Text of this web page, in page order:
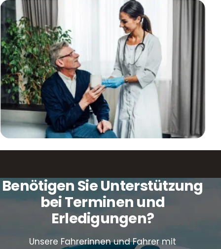
Benötigen Sie Unterstützung
bei Terminen und
Erledigungen?
Unsere Fahrerinnen und Fahrer mit